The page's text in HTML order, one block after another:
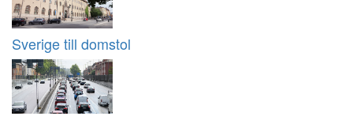
Sverige till domstol